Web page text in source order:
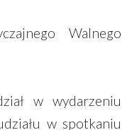
Walnego
w wydarzeniu
w spotkaniu